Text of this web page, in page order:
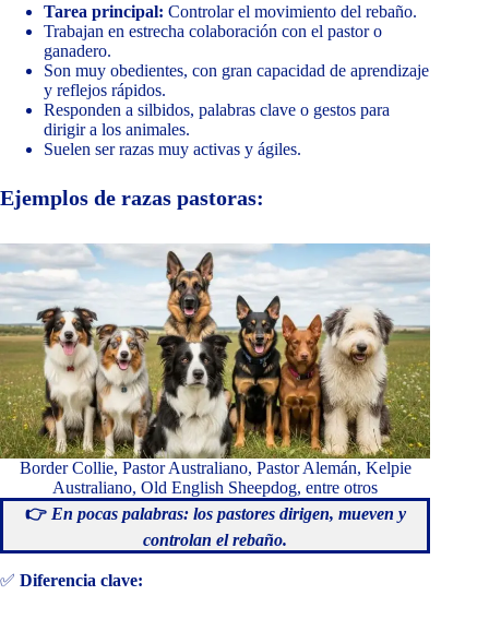
Tarea principal: Controlar el movimiento del rebaño.
Trabajan en estrecha colaboración con el pastor o
ganadero.
Son muy obedientes, con gran capacidad de aprendizaje
y reflejos rápidos.
Responden a silbidos, palabras clave o gestos para
dirigir a los animales.
Suelen ser razas muy activas y ágiles.
Ejemplos de razas pastoras:
Border Collie, Pastor Australiano, Pastor Alemán, Kelpie
Australiano, Old English Sheepdog, entre otros
👉 En pocas palabras: los pastores dirigen, mueven y
controlan el rebaño.
✅ Diferencia clave: